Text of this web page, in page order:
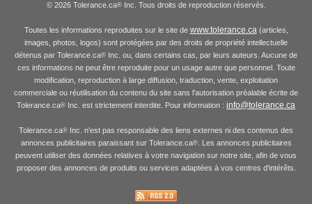
© 2026 Tolerance.ca®Inc. Tous droits de reproduction réservés.
Toutes les informations reproduites sur le site de www.tolerance.ca(articles,
images, photos, logos) sont protégées par des droits de propriété intellectuelle
détenus par Tolerance.ca® Inc. ou, dans certains cas, par leurs auteurs. Aucune de
ces informations ne peut être reproduite pour un usage autre que personnel. Toute
modification, reproduction à large diffusion, traduction, vente, exploitation
commerciale ou réutilisation du contenu du site sans l'autorisation préalable écrite de
Tolerance.ca® Inc. est strictement interdite. Pour information : info@tolerance.ca
Tolerance.ca® Inc. n'est pas responsable des liens externes ni des contenus des
annonces publicitaires paraissant sur Tolerance.ca®. Les annonces publicitaires
peuvent utiliser des données relatives à votre navigation sur notre site, afin de vous
proposer des annonces de produits ou services adaptées à vos centres d'intérêts.